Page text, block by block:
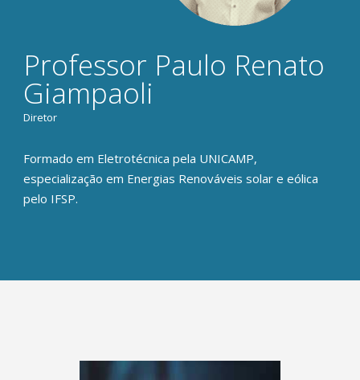
Professor Paulo Renato
Giampaoli
Diretor
Formado em Eletrotécnica pela UNICAMP,
especialização em Energias Renováveis solar e eólica
pelo IFSP.